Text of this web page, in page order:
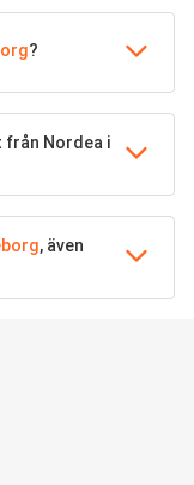
?
från Nordea i
, även